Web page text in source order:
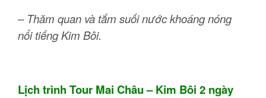
– Thăm quan và tắm suối nước khoáng nóng
nổi tiếng Kim Bôi.
Lịch trình Tour Mai Châu – Kim Bôi 2 ngày